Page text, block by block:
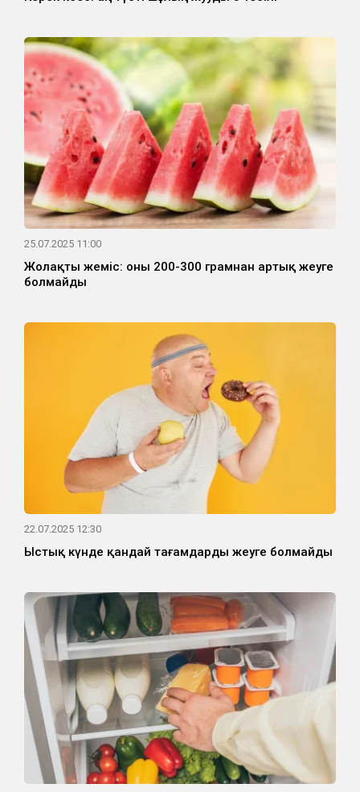
25.07.2025 11:00
Жолақты жеміс: оны 200-300 грамнан артық жеуге
болмайды
22.07.2025 12:30
Ыстық күнде қандай тағамдарды жеуге болмайды